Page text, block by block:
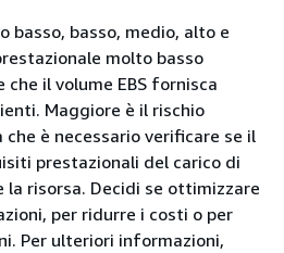
basso, basso, medio, alto e
molto basso
il volume EBS fornisca
Maggiore è il rischio
è necessario verificare se il
prestazionali del carico di
la risorsa. Decidi se ottimizzare
per ridurre i costi o per
Per ulteriori informazioni,